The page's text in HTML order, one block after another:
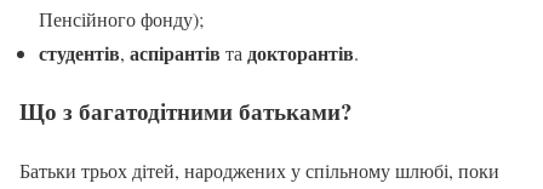
Пенсійного фонду);
студентів, аспірантів та докторантів.
Що з багатодітними батьками?
Батьки трьох дітей, народжених у спільному шлюбі, поки